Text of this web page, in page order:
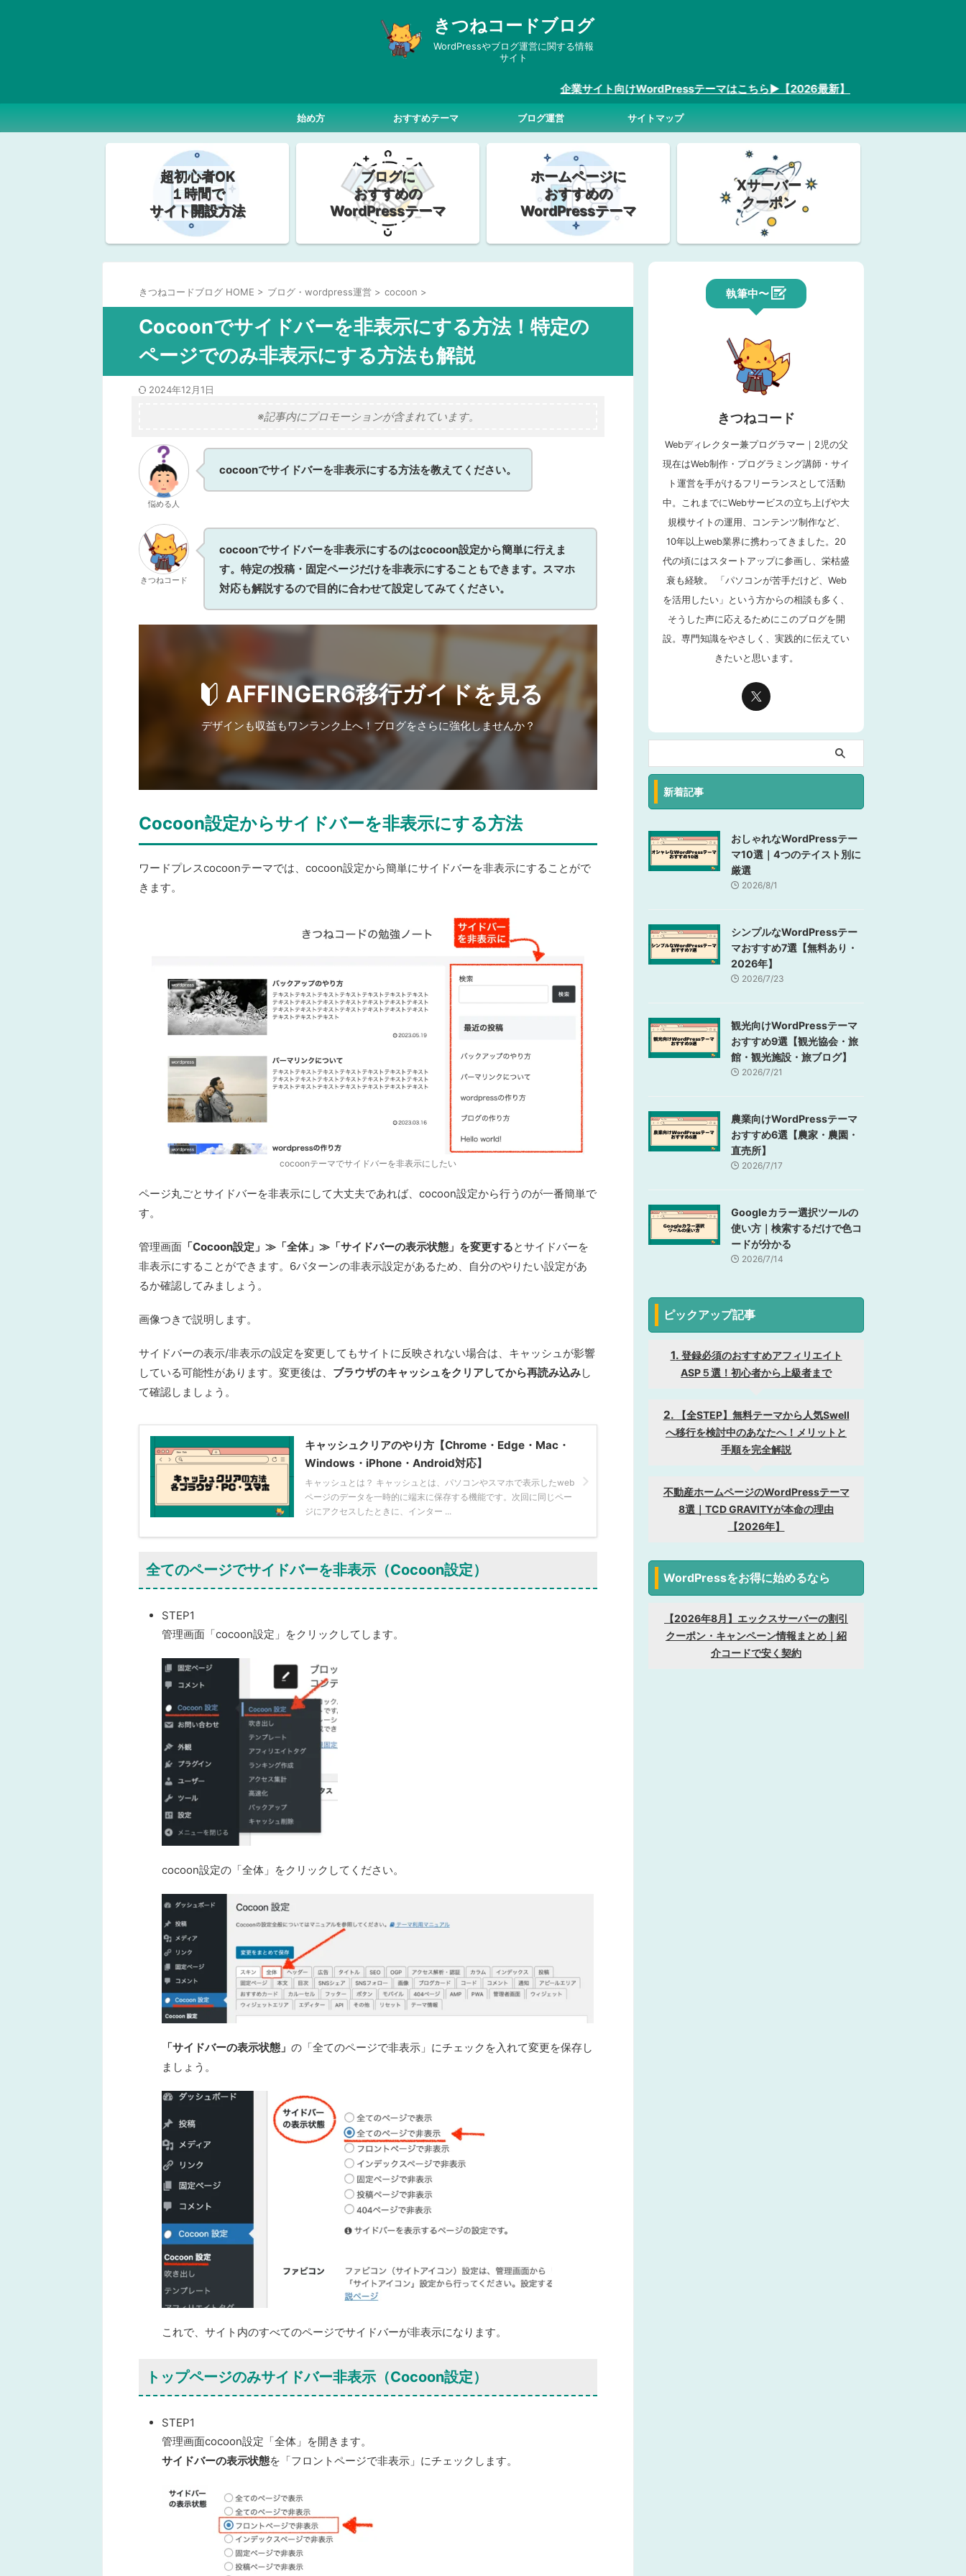
きつねコードブログ
WordPressやブログ運営に関する情報
サイト
企業サイト向けWordPressテーマはこちら▶︎【2026最新】
始め方 おすすめテーマ ブログ運営 サイトマップ
超初心者OK
１時間で
サイト開設方法
ブログに
おすすめの
WordPressテーマ
ホームページに
おすすめの
WordPressテーマ
Xサーバー
クーポン
きつねコードブログ HOME > ブログ・wordpress運営 > cocoon >
Cocoonでサイドバーを非表示にする方法！特定の
ページでのみ非表示にする方法も解説
2024年12月1日
※記事内にプロモーションが含まれています。
悩める人
cocoonでサイドバーを非表示にする方法を教えてください。
きつねコード
cocoonでサイドバーを非表示にするのはcocoon設定から簡単に行えま
す。特定の投稿・固定ページだけを非表示にすることもできます。スマホ
対応も解説するので目的に合わせて設定してみてください。
AFFINGER6移行ガイドを見る
デザインも収益もワンランク上へ！ブログをさらに強化しませんか？
Cocoon設定からサイドバーを非表示にする方法
ワードプレスcocoonテーマでは、 cocoon設定から簡単にサイドバーを非表示にすることがで
きます。
cocoonテーマでサイドバーを非表示にしたい
ページ丸ごとサイドバーを非表示にして大丈夫であれば、cocoon設定から行うのが一番簡単で
す。
管理画面 「Cocoon設定」≫「全体」≫「サイドバーの表示状態」を変更するとサイドバーを
非表示にすることができます。 6パターンの非表示設定があるため、自分のやりたい設定があ
るか確認してみましょう。
画像つきで説明します。
サイドバーの表示/非表示の設定を変更してもサイトに反映されない場合は、キャッシュが影響
している可能性があります。変更後は、 ブラウザのキャッシュをクリアしてから再読み込みし
て確認しましょう。
キャッシュクリアのやり方【Chrome・Edge・Mac・
Windows・iPhone・Android対応】
キャッシュとは？ キャッシュとは、パソコンやスマホで表示したweb
ページのデータを一時的に端末に保存する機能です。次回に同じペー
ジにアクセスしたときに、インター ...
全てのページでサイドバーを非表示（Cocoon設定）
STEP1
管理画面 「cocoon設定」をクリック してします。
cocoon設定の「全体」をクリック してください。
「サイドバーの表示状態」 の 「全てのページで非表示」にチェック を入れて変更を保存し
ましょう。
これで、 サイト内のすべてのページでサイドバーが非表示になります。
トップページのみサイドバー非表示（Cocoon設定）
STEP1
管理画面cocoon設定「全体」 を開きます。
サイドバーの表示状態を 「フロントページで非表示」にチェック します。
執筆中〜
きつねコード
Webディレクター兼プログラマー｜2児の父
現在はWeb制作・プログラミング講師・サイ
ト運営を手がけるフリーランスとして活動
中。これまでにWebサービスの立ち上げや大
規模サイトの運用、コンテンツ制作など、
10年以上web業界に携わってきました。20
代の頃にはスタートアップに参画し、栄枯盛
衰も経験。 「パソコンが苦手だけど、Web
を活用したい」という方からの相談も多く、
そうした声に応えるためにこのブログを開
設。専門知識をやさしく、実践的に伝えてい
きたいと思います。
新着記事
おしゃれなWordPressテー
マ10選｜4つのテイスト別に
厳選
2026/8/1
シンプルなWordPressテー
マおすすめ7選【無料あり・
2026年】
2026/7/23
観光向けWordPressテーマ
おすすめ9選【観光協会・旅
館・観光施設・旅ブログ】
2026/7/21
農業向けWordPressテーマ
おすすめ6選【農家・農園・
直売所】
2026/7/17
Googleカラー選択ツールの
使い方｜検索するだけで色コ
ードが分かる
2026/7/14
ピックアップ記事
登録必須のおすすめアフィリエイト
ASP５選！初心者から上級者まで
【全STEP】無料テーマから人気Swell
へ移行を検討中のあなたへ！メリットと
手順を完全解説
不動産ホームページのWordPressテーマ
8選｜TCD GRAVITYが本命の理由
【2026年】
WordPressをお得に始めるなら
【2026年8月】エックスサーバーの割引
クーポン・キャンペーン情報まとめ｜紹
介コードで安く契約